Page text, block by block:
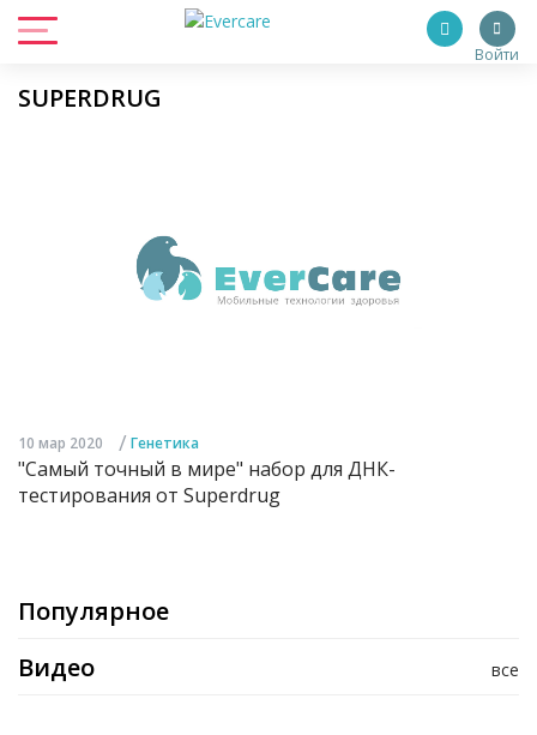
Войти
SUPERDRUG
10 мар 2020 / Генетика
"Самый точный в мире" набор для ДНК-
тестирования от Superdrug
Популярное
все
Видео